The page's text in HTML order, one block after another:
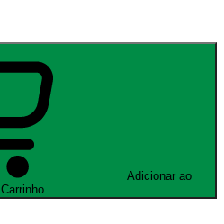
Carrinho